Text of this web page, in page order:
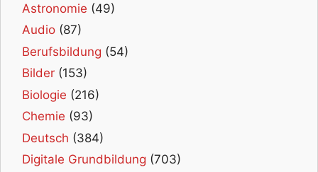
Astronomie (49)
Audio (87)
Berufsbildung (54)
Bilder (153)
Biologie (216)
Chemie (93)
Deutsch (384)
Digitale Grundbildung (703)